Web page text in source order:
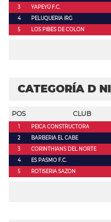
3
YAPEYÚ F.C.
4
PELUQUERIA IRG
5
LOS PIBES DE COLON
CATEGORÍA D
POS CLUB
1 PEICA CONSTRUCTORA
2
BARBERIA EL CABE
3
CORINTHIANS DEL NORTE
4
ES PASMO F.C.
5
ROTISERIA SAZON